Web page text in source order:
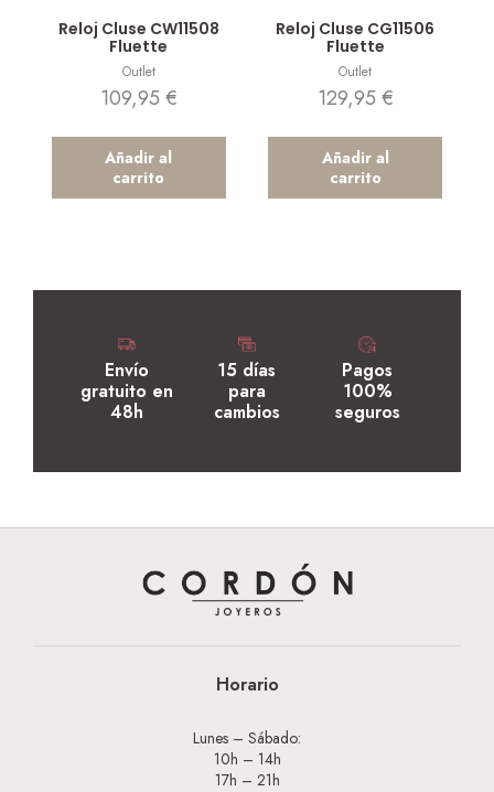
Reloj Cluse CW11508
Fluette
Outlet
109,95 €
Añadir al
carrito
Reloj Cluse CG11506
Fluette
Outlet
129,95 €
Añadir al
carrito
Envío
gratuito en
48h
15 días
para
cambios
Pagos
100%
seguros
Horario
Lunes – Sábado:
10h – 14h
17h – 21h